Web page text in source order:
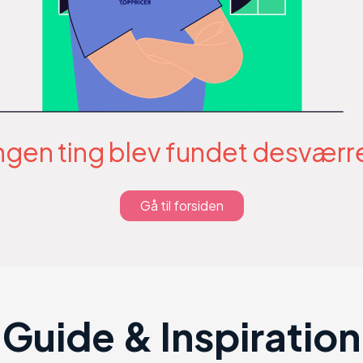
ting blev fundet
Gå til forsiden
Guide & Inspiration